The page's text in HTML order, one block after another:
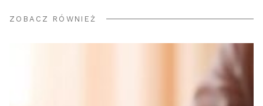
ZOBACZ RÓWNIEŻ